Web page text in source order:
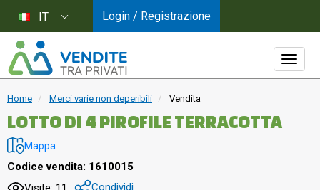
Home Merci varie non deperibili Vendita
LOTTO DI 4 PIROFILE TERRACOTTA
Mappa
Codice vendita: 1610015
Condividi
IT Login / Registrazione